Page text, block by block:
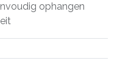
ophangen